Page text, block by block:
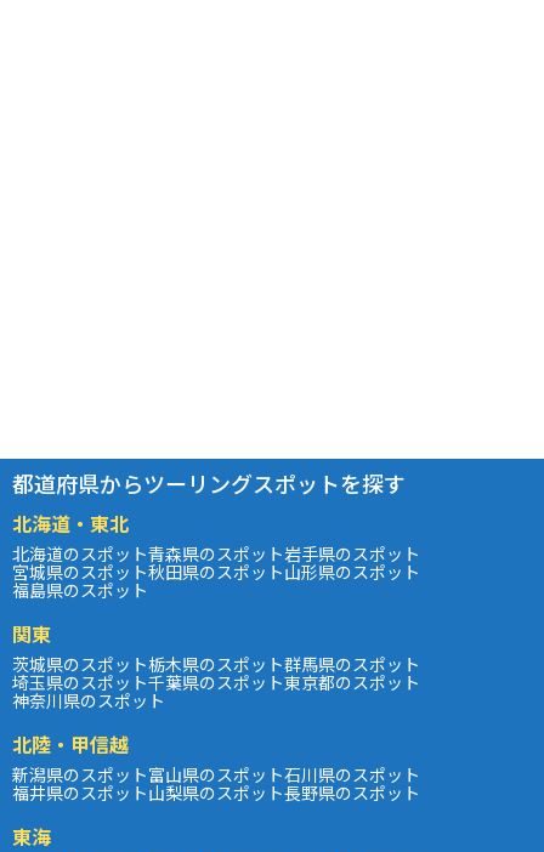
都道府県からツーリングスポットを探す
北海道・東北
北海道のスポット青森県のスポット岩手県のスポット
宮城県のスポット秋田県のスポット山形県のスポット
福島県のスポット
関東
茨城県のスポット栃木県のスポット群馬県のスポット
埼玉県のスポット千葉県のスポット東京都のスポット
神奈川県のスポット
北陸・甲信越
新潟県のスポット富山県のスポット石川県のスポット
福井県のスポット山梨県のスポット長野県のスポット
東海